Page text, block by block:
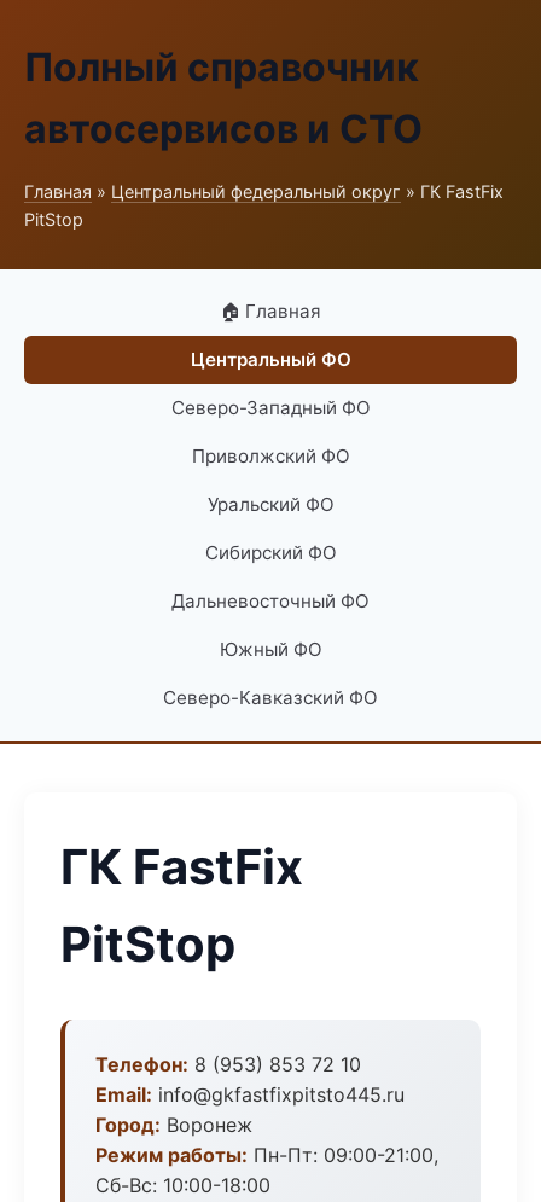
Полный справочник
автосервисов и СТО
Главная » Центральный федеральный округ » ГК FastFix
PitStop
🏠 Главная
Центральный ФО
Северо-Западный ФО
Приволжский ФО
Уральский ФО
Сибирский ФО
Дальневосточный ФО
Южный ФО
Северо-Кавказский ФО
ГК FastFix
PitStop
Телефон: 8 (953) 853 72 10
Email: info@gkfastfixpitsto445.ru
Город: Воронеж
Режим работы: Пн-Пт: 09:00-21:00,
Сб-Вс: 10:00-18:00